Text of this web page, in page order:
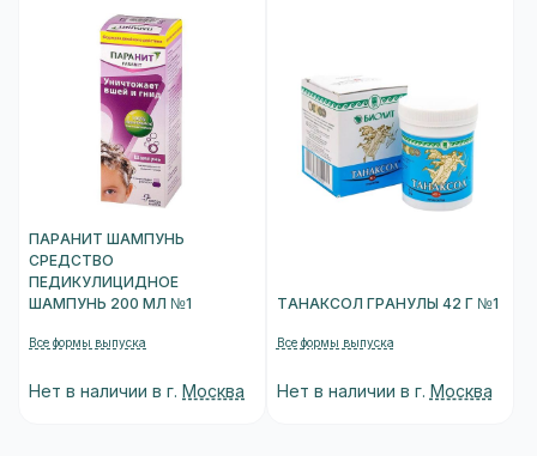
ПАРАНИТ ШАМПУНЬ
СРЕДСТВО
ПЕДИКУЛИЦИДНОЕ
ШАМПУНЬ 200 МЛ №1
Все формы выпуска
Нет в наличии в г. Москва
ТАНАКСОЛ ГРАНУЛЫ 42 Г №1
Все формы выпуска
Нет в наличии в г. Москва